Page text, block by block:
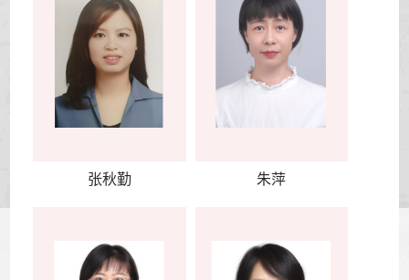
张秋勤 朱萍